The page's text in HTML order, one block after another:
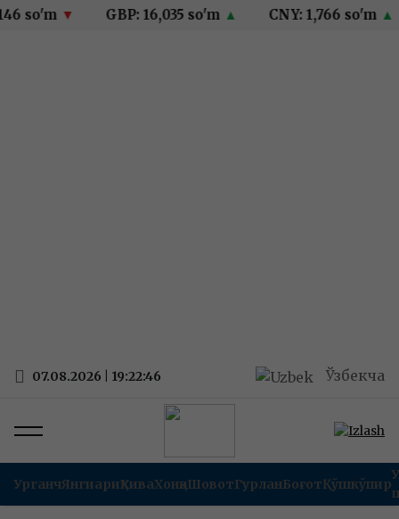
so'm▼ GBP: 16,035 so'm▲ CNY: 1,766 so'm▲
07.08.2026 | 19:22:47 Ўзбекча
УрганчЯнгиариқХиваХонқаШовотГурланБоғотҚўшкўпир